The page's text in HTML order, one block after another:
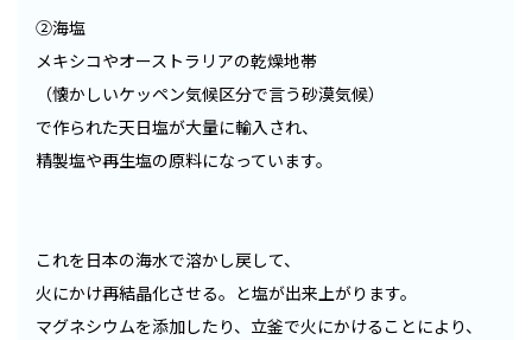
②海塩
メキシコやオーストラリアの乾燥地帯
（懐かしいケッペン気候区分で言う砂漠気候）
で作られた天日塩が大量に輸入され、
精製塩や再生塩の原料になっています。
これを日本の海水で溶かし戻して、
火にかけ再結晶化させる。と塩が出来上がります。
マグネシウムを添加したり、立釜で火にかけることにより、